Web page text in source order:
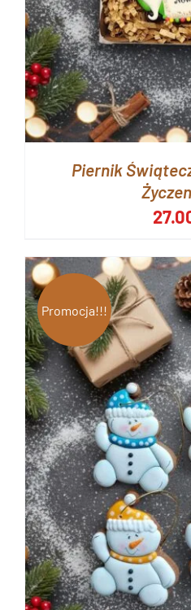
Piernik
Promocja!!!